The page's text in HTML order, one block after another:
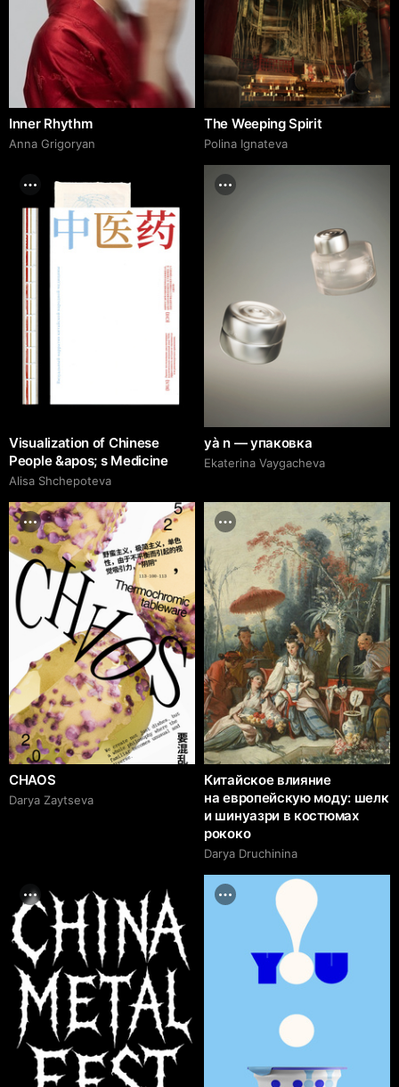
Inner Rhythm
Anna Grigoryan
The Weeping Spirit
Polina Ignateva
Visualization of Chinese
People &apos; s Medicine
Alisa Shchepoteva
yà n — упаковка
Ekaterina Vaygacheva
CHAOS
Darya Zaytseva
Китайское влияние
на европейскую моду: шелк
и шинуазри в костюмах
рококо
Darya Druchinina